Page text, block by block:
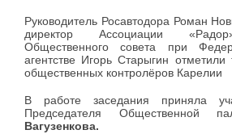
Руководитель Росавтодора Роман
директор Ассоциации
Общественного совета при
агентстве Игорь Старыгин отметили
общественных контролёров Карелии
В работе заседания приняла
Председателя Общественной
Вагузенкова.